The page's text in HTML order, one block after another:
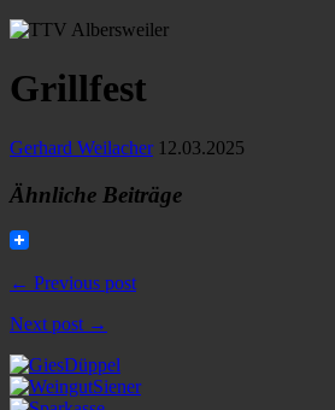
Grillfest
Gerhard Weilacher 12.03.2025
Ähnliche Beiträge
← Previous post
Next post →